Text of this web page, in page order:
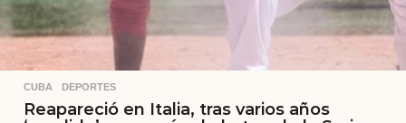
CUBA ,DEPORTES
Reapareció en Italia, tras varios años